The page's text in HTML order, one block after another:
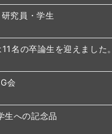
究員・学生
名の卒論生を迎えました。
会
生への記念品